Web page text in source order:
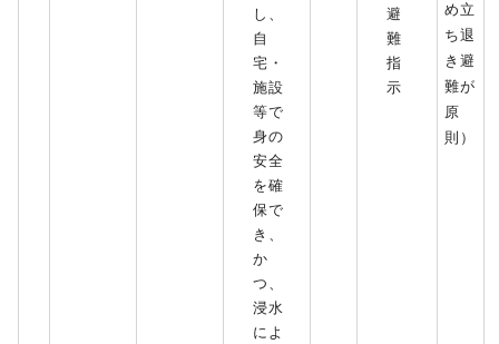
し、
自
宅・
施設
等で
身の
安全
を確
保で
き、
か
つ、
浸水
によ
避
難
指
示
め立
ち退
き避
難が
原
則）